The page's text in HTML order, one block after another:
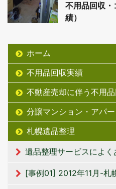
不用品回収
績）
ホーム
不用品回収実績
不動産売却に伴う不用
分譲マンション・アパー
札幌遺品整理
遺品整理サービスによく
[事例01] 2012年11月-札